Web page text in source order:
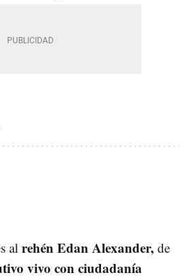
al rehén Edan Alexander, de
vivo con ciudadanía